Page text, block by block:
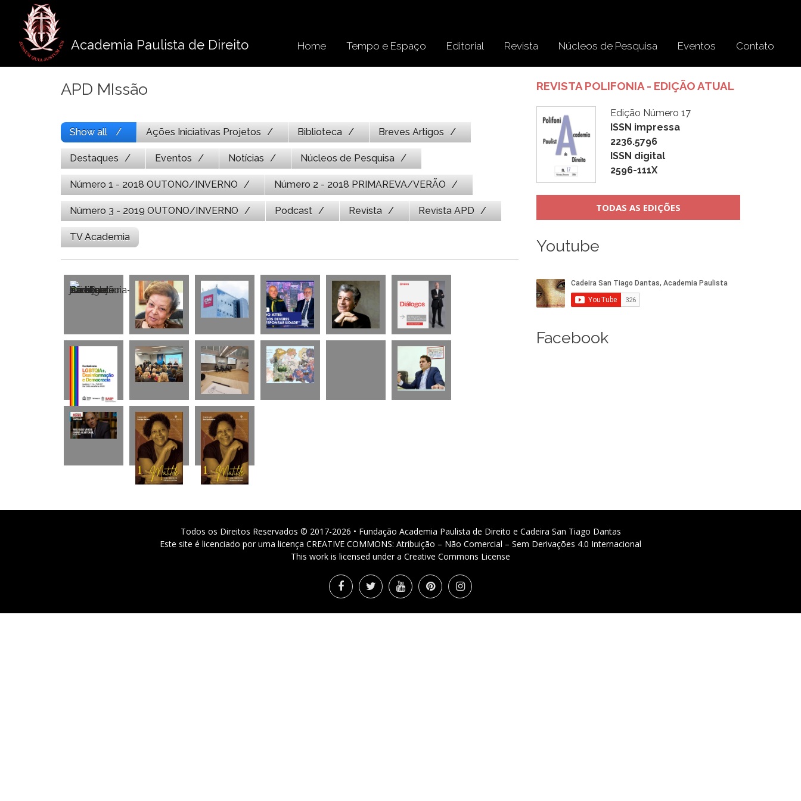
conteúdo
Academia Paulista de Direito Home Tempo e Espaço Editorial Revista Núcleos de Pesquisa Eventos Contato
APD MIssão
Show all Ações Iniciativas Projetos Biblioteca Breves Artigos
Destaques Eventos Notícias Núcleos de Pesquisa
Número 1 - 2018 OUTONO/INVERNO Número 2 - 2018 PRIMAREVA/VERÃO
Número 3 - 2019 OUTONO/INVERNO Podcast Revista Revista APD
TV Academia
REVISTA POLIFONIA - EDIÇÃO ATUAL
Edição Número 17
ISSN impressa
2236.5796
ISSN digital
2596-111X
TODAS AS EDIÇÕES
Youtube
Facebook
Todos os Direitos Reservados © 2017-2026 • Fundação Academia Paulista de Direito e Cadeira San Tiago Dantas
Este site é licenciado por uma licença CREATIVE COMMONS: Atribuição – Não Comercial – Sem Derivações 4.0 Internacional
This work is licensed under a Creative Commons License